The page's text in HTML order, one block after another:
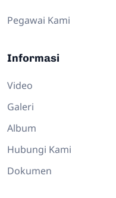
Pegawai Kami
Informasi
Video
Galeri
Album
Hubungi Kami
Dokumen